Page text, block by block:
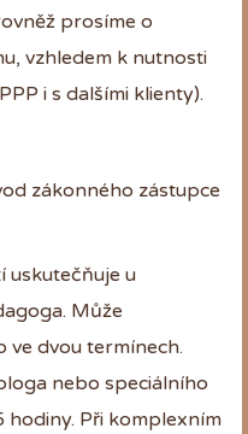
prosíme o
vzhledem k nutnosti
i s dalšími klienty).
zákonného zástupce
uskutečňuje u
Může
dvou termínech.
nebo speciálního
Při komplexním